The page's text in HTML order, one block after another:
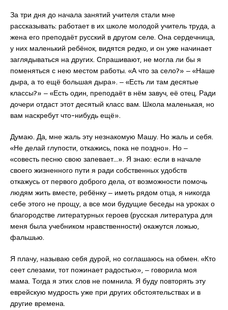
За три дня до начала занятий учителя стали мне
рассказывать: работает в их школе молодой учитель труда, а
жена его преподаёт русский в другом селе. Она сердечница,
у них маленький ребёнок, видятся редко, и он уже начинает
заглядываться на других. Спрашивают, не могла ли бы я
поменяться с нею местом работы. «А что за село?» ‒ «Наше
дыра, а то ещё большая дыра». ‒ «Есть ли там десятые
классы?» ‒ «Есть один, преподаёт в нём завуч, её отец. Ради
дочери отдаст этот десятый класс вам. Школа маленькая, но
вам наскребут что-нибудь ещё».
Думаю. Да, мне жаль эту незнакомую Машу. Но жаль и себя.
«Не делай глупости, откажись, пока не поздно». Но ‒
«совесть песню свою запевает…». Я знаю: если в начале
своего жизненного пути я ради собственных удобств
откажусь от первого доброго дела, от возможности помочь
людям жить вместе, ребёнку ‒ иметь рядом отца, я никогда
себе этого не прощу, а все мои будущие беседы на уроках о
благородстве литературных героев (русская литература для
меня была учебником нравственности) окажутся ложью,
фальшью.
Я плачу, называю себя дурой, но соглашаюсь на обмен. «Кто
сеет слезами, тот пожинает радостью», ‒ говорила моя
мама. Тогда я этих слов не помнила. Я буду повторять эту
еврейскую мудрость уже при других обстоятельствах и в
другие времена.